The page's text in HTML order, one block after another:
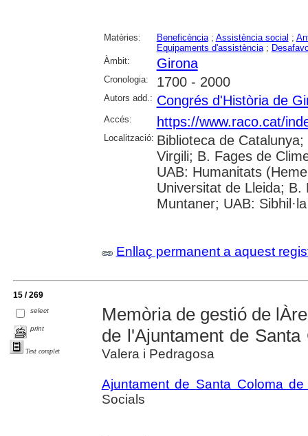
Matèries: Beneficència; Assistència social ;
Equipaments d'assistència;
Àmbit:
Girona
Cronologia: 1700 - 2000
Autors add.: Congrés d'Història de
Accés: https://www.raco.cat/
Localització: Biblioteca de
Virgili; B. Fages de
UAB: Humanitats
Universitat de Lleida;
Muntaner; UAB: Sibhil·la
Enllaç permanent a aquest
15 / 269
select
print
Text complet
Memòria de gestió de
de l'Ajuntament de
Valera i Pedragosa
Ajuntament de Santa Coloma de
Socials